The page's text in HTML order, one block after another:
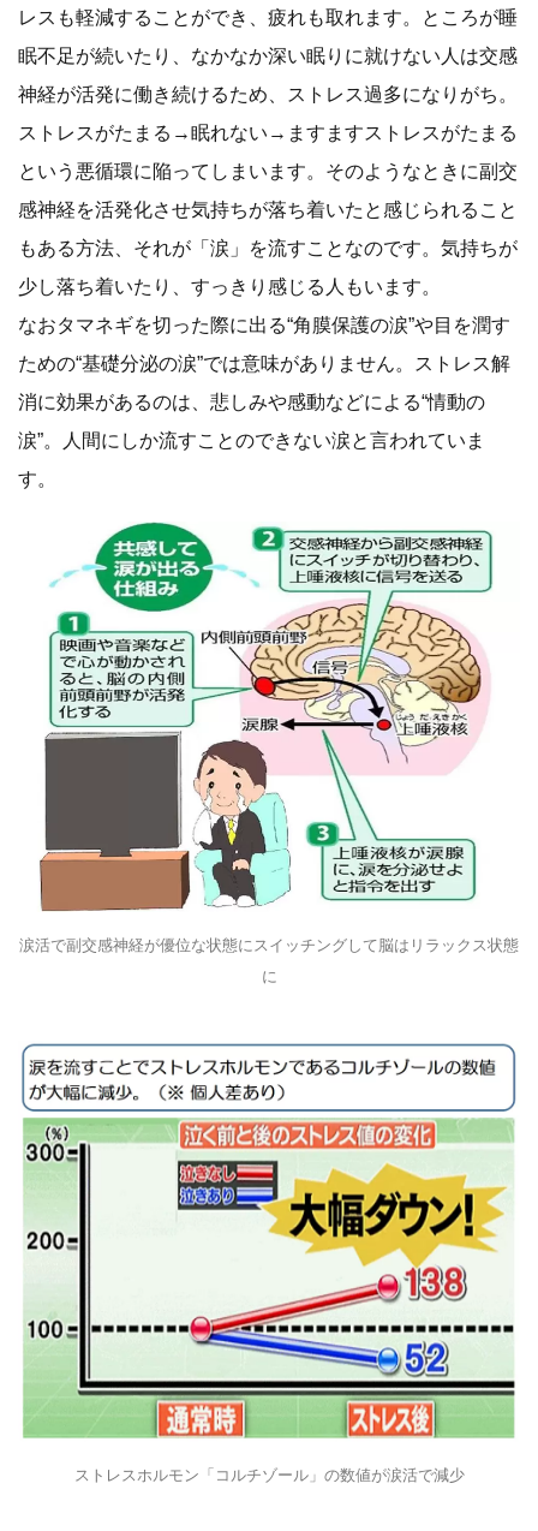
レスも軽減することができ、疲れも取れます。ところが睡
眠不足が続いたり、なかなか深い眠りに就けない人は交感
神経が活発に働き続けるため、ストレス過多になりがち。
ストレスがたまる→眠れない→ますますストレスがたまる
という悪循環に陥ってしまいます。そのようなときに副交
感神経を活発化させ気持ちが落ち着いたと感じられること
もある方法、それが「涙」を流すことなのです。気持ちが
少し落ち着いたり、すっきり感じる人もいます。
なおタマネギを切った際に出る“角膜保護の涙”や目を潤す
ための“基礎分泌の涙”では意味がありません。ストレス解
消に効果があるのは、悲しみや感動などによる“情動の
涙”。人間にしか流すことのできない涙と言われていま
す。
涙活で副交感神経が優位な状態にスイッチングして脳はリラックス状態
に
ストレスホルモン「コルチゾール」の数値が涙活で減少